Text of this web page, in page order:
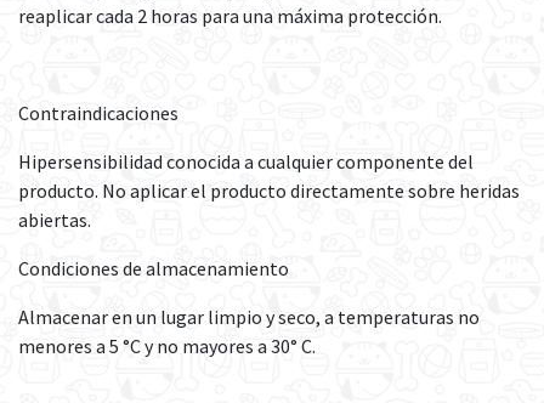
reaplicar cada 2 horas para una máxima protección.
Contraindicaciones
Hipersensibilidad conocida a cualquier componente del
producto. No aplicar el producto directamente sobre heridas
abiertas.
Condiciones de almacenamiento
Almacenar en un lugar limpio y seco, a temperaturas no
menores a 5 °C y no mayores a 30° C.